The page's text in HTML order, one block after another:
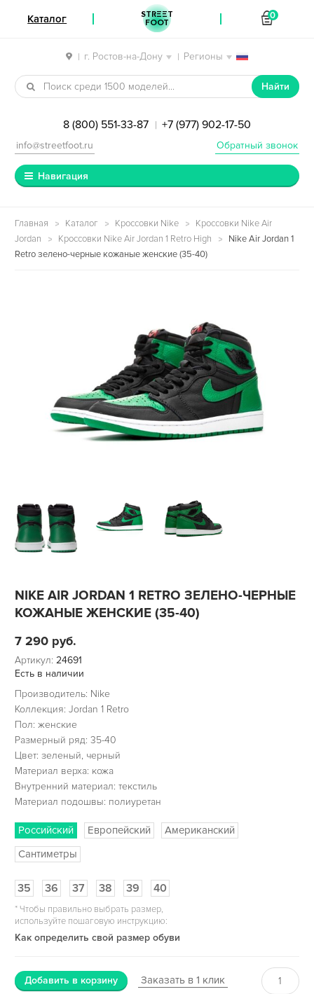
| г. Ростов-на-Дону | Регионы
Перейти к навигации
Перейти к содержимому
Найти
8 (800) 551-33-87 | +7 (977) 902-17-50
Обратный звонок
info@streetfoot.ru
Навигация
Главная Каталог Кроссовки Nike
Кроссовки Nike Air
Jordan
Кроссовки Nike Air Jordan 1 Retro High
Nike Air Jordan 1
Retro зелено-черные кожаные женские (35-40)
NIKE AIR JORDAN 1 RETRO ЗЕЛЕНО-ЧЕРНЫЕ
КОЖАНЫЕ ЖЕНСКИЕ (35-40)
7 290 руб.
Артикул: 24691
Есть в наличии
Производитель: Nike
Коллекция: Jordan 1 Retro
Пол: женские
Размерный ряд: 35-40
Цвет: зеленый, черный
Материал верха: кожа
Внутренний материал: текстиль
Материал подошвы: полиуретан
Российский Европейский
Американский
Сантиметры
35 36 37 38 39 40
*Чтобы правильно выбрать размер,
используйте пошаговую инструкцию:
Как определить свой размер обуви
Добавить в корзину Заказать в 1 клик
Каталог STREET
FOOT
0